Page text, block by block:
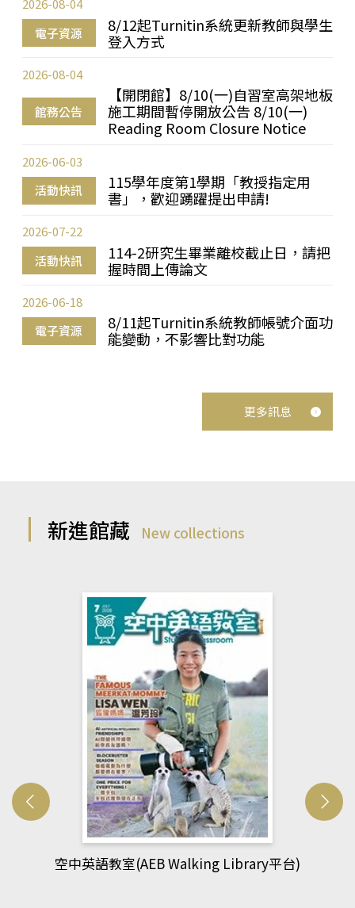
電子資源
8/12起Turnitin系統更新教師與學生
登入方式
2026-08-04
館務公告
【開閉館】8/10(一)自習室高架地板
施工期間暫停開放公告 8/10(一)
Reading Room Closure Notice
2026-08-04
活動快訊
115學年度第1學期「教授指定用
書」，歡迎踴躍提出申請!
2026-06-03
活動快訊
114-2研究生畢業離校截止日，請把
握時間上傳論文
2026-07-22
電子資源
8/11起Turnitin系統教師帳號介面功
能變動，不影響比對功能
2026-06-18
更多訊息
新進館藏 New collections
網管人(kono平台)